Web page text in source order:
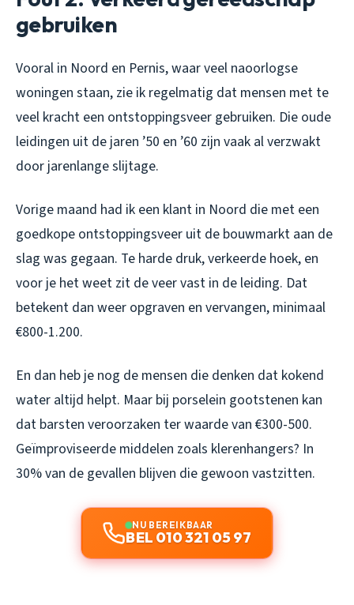
gebruiken
Vooral in Noord en Pernis, waar veel naoorlogse
woningen staan, zie ik regelmatig dat mensen met te
veel kracht een ontstoppingsveer gebruiken. Die oude
leidingen uit de jaren ’50 en ’60 zijn vaak al verzwakt
door jarenlange slijtage.
Vorige maand had ik een klant in Noord die met een
goedkope ontstoppingsveer uit de bouwmarkt aan de
slag was gegaan. Te harde druk, verkeerde hoek, en
voor je het weet zit de veer vast in de leiding. Dat
betekent dan weer opgraven en vervangen, minimaal
€800-1.200.
En dan heb je nog de mensen die denken dat kokend
water altijd helpt. Maar bij porselein gootstenen kan
dat barsten veroorzaken ter waarde van €300-500.
Geïmproviseerde middelen zoals klerenhangers? In
30% van de gevallen blijven die gewoon vastzitten.
NU BEREIKBAAR
BEL 010 321 05 97